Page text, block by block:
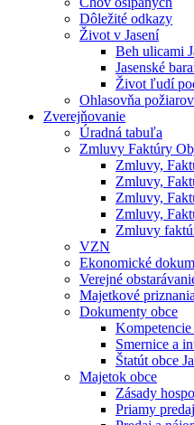
Dôležité odkazy
Život v Jasení
Beh ulicami
Jasenské
Život ľudí
Ohlasovňa požiarov
Zverejňovanie
Úradná tabuľa
Zmluvy Faktúry
Zmluvy,
Zmluvy,
Zmluvy,
Zmluvy,
Zmluvy
VZN
Ekonomické
Verejné
Majetkové priznania
Dokumenty obce
Kompetencie
Smernice a
Štatút obce
Majetok obce
Zásady
Priamy